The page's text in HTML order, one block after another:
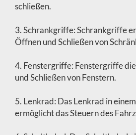
schließen.
3. Schrankgriffe: Schrankgriffe
Öffnen und Schließen von
4. Fenstergriffe: Fenstergriffe
und Schließen von Fenstern.
5. Lenkrad: Das Lenkrad in
ermöglicht das Steuern des